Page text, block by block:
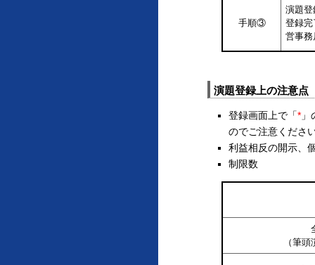
手順③
演題
登録
営事
演題登録上の注意点
登録画面上で「*
のでご注意くださ
利益相反の開示、
制限数
（筆